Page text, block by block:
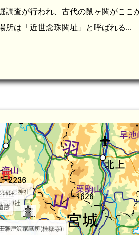
調査が行われ、古代の鼠ヶ関がここ
所は「近世念珠関址」と呼ばれる...
物忌神社
神社
忌神社
跡
藩戸沢家墓所(瑞雲院)
藩戸沢家墓所(桂嶽寺)